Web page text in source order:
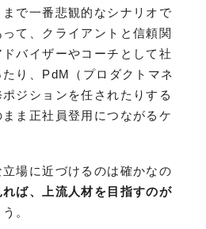
で一番悲観的なシナリオで
て、クライアントと信頼関
バイザーやコーチとして社
り、PdM（プロダクトマネ
ジションを任されたりする
ま正社員登用につながるケ
場に近づけるのは確かなの
ば、上流人材を目指すのが
。